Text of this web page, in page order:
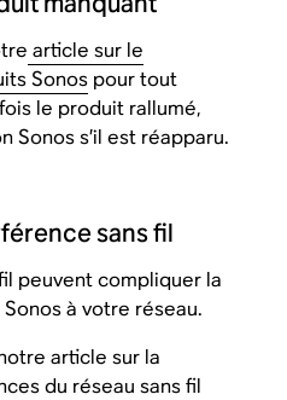
article sur le
Sonos pour tout
le produit rallumé,
Sonos s’il est réapparu.
sans fil
peuvent compliquer la
à votre réseau.
article sur la
du réseau sans fil